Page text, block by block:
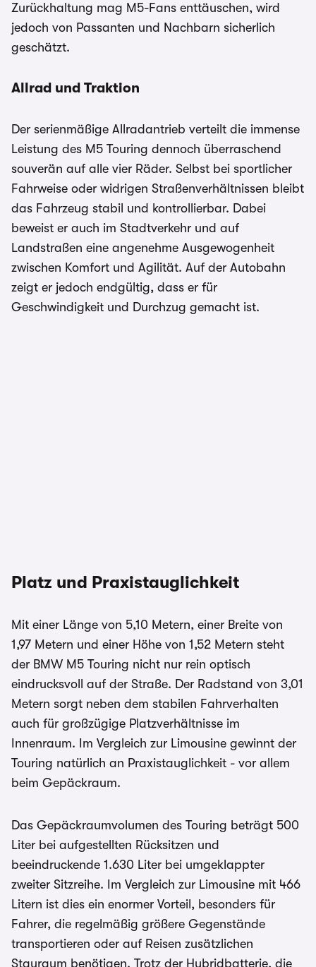
Zurückhaltung mag M5-Fans enttäuschen, wird
jedoch von Passanten und Nachbarn sicherlich
geschätzt.
Allrad und Traktion
Der serienmäßige Allradantrieb verteilt die immense
Leistung des M5 Touring dennoch überraschend
souverän auf alle vier Räder. Selbst bei sportlicher
Fahrweise oder widrigen Straßenverhältnissen bleibt
das Fahrzeug stabil und kontrollierbar. Dabei
beweist er auch im Stadtverkehr und auf
Landstraßen eine angenehme Ausgewogenheit
zwischen Komfort und Agilität. Auf der Autobahn
zeigt er jedoch endgültig, dass er für
Geschwindigkeit und Durchzug gemacht ist.
Platz und Praxistauglichkeit
Mit einer Länge von 5,10 Metern, einer Breite von
1,97 Metern und einer Höhe von 1,52 Metern steht
der BMW M5 Touring nicht nur rein optisch
eindrucksvoll auf der Straße. Der Radstand von 3,01
Metern sorgt neben dem stabilen Fahrverhalten
auch für großzügige Platzverhältnisse im
Innenraum. Im Vergleich zur Limousine gewinnt der
Touring natürlich an Praxistauglichkeit - vor allem
beim Gepäckraum.
Das Gepäckraumvolumen des Touring beträgt 500
Liter bei aufgestellten Rücksitzen und
beeindruckende 1.630 Liter bei umgeklappter
zweiter Sitzreihe. Im Vergleich zur Limousine mit 466
Litern ist dies ein enormer Vorteil, besonders für
Fahrer, die regelmäßig größere Gegenstände
transportieren oder auf Reisen zusätzlichen
Stauraum benötigen. Trotz der Hybridbatterie, die